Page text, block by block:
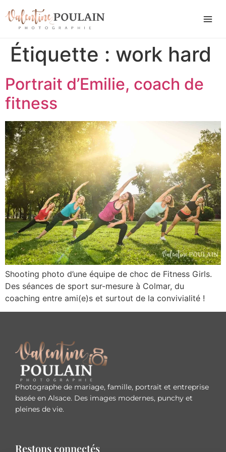
Étiquette : work hard
Portrait d’Emilie, coach de
fitness
Shooting photo d’une équipe de choc de Fitness Girls.
Des séances de sport sur-mesure à Colmar, du
coaching entre ami(e)s et surtout de la convivialité !
Photographe de mariage, famille, portrait et entreprise
basée en Alsace. Des images modernes, punchy et
pleines de vie.
Restons connectés